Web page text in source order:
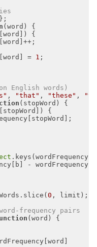
( word )
= 1
English words)
, "that" , "these" ,
( stopWord )
0
frequency pairs
( word )